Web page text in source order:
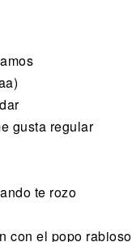
gusta regular
te rozo
con el popo rabioso